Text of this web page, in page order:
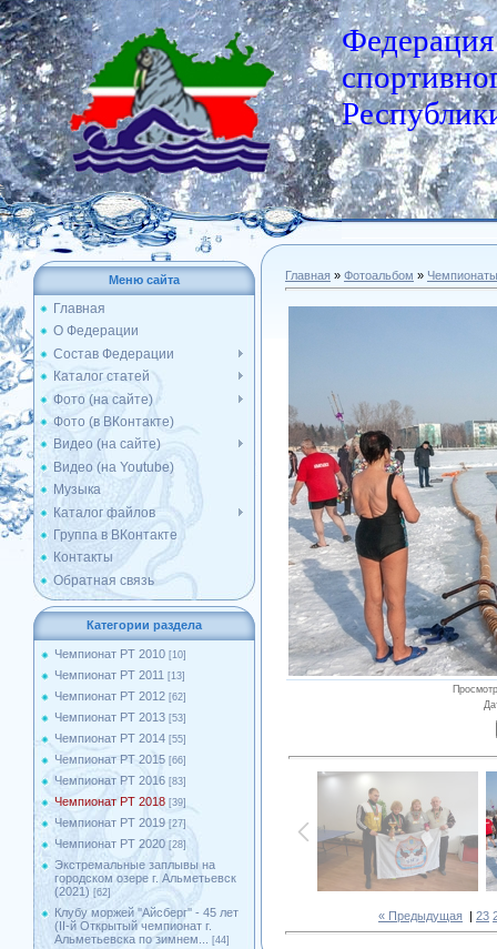
Федерация
Меню сайта
Главная
О Федерации
Состав Федерации
Каталог статей
Фото (на сайте)
Фото (в ВКонтакте)
Видео (на сайте)
Видео (на Youtube)
Музыка
Каталог файлов
Группа в ВКонтакте
Контакты
Обратная связь
Категории раздела
Чемпионат РТ 2010 [10]
Чемпионат РТ 2011 [13]
Чемпионат РТ 2012 [62]
Чемпионат РТ 2013 [53]
Чемпионат РТ 2014 [55]
Чемпионат РТ 2015 [66]
Чемпионат РТ 2016 [83]
Чемпионат РТ 2018 [39]
Чемпионат РТ 2019 [27]
Чемпионат РТ 2020 [28]
Экстремальные заплывы на
городском озере г. Альметьевск
(2021) [62]
Клубу моржей ''Айсберг'' - 45 лет
(II-й Открытый чемпионат г.
Альметьевска по зимнем...
[44]
Главная » Фотоальбом » Чемпионаты
« Предыдущая | 23